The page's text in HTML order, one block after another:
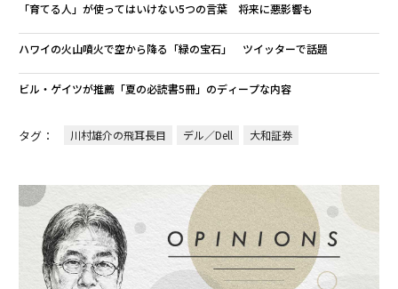
「育てる人」が使ってはいけない5つの言葉 将来に悪影響も
ハワイの火山噴火で空から降る「緑の宝石」 ツイッターで話題
ビル・ゲイツが推薦「夏の必読書5冊」のディープな内容
タグ： 川村雄介の飛耳長目 デル／Dell 大和証券